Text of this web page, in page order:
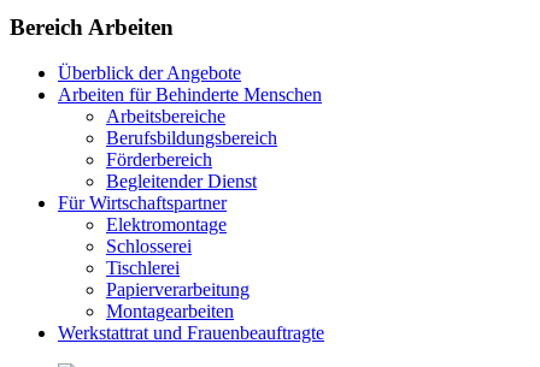
Bereich Arbeiten
Überblick der Angebote
Arbeiten für Behinderte Menschen
Arbeitsbereiche
Berufsbildungsbereich
Förderbereich
Begleitender Dienst
Für Wirtschaftspartner
Elektromontage
Schlosserei
Tischlerei
Papierverarbeitung
Montagearbeiten
Werkstattrat und Frauenbeauftragte